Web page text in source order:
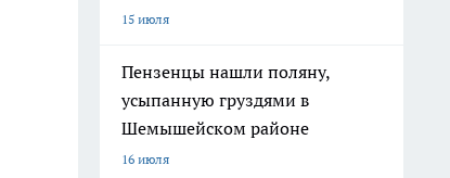
15 июля
Пензенцы нашли поляну,
усыпанную груздями в
Шемышейском районе
16 июля